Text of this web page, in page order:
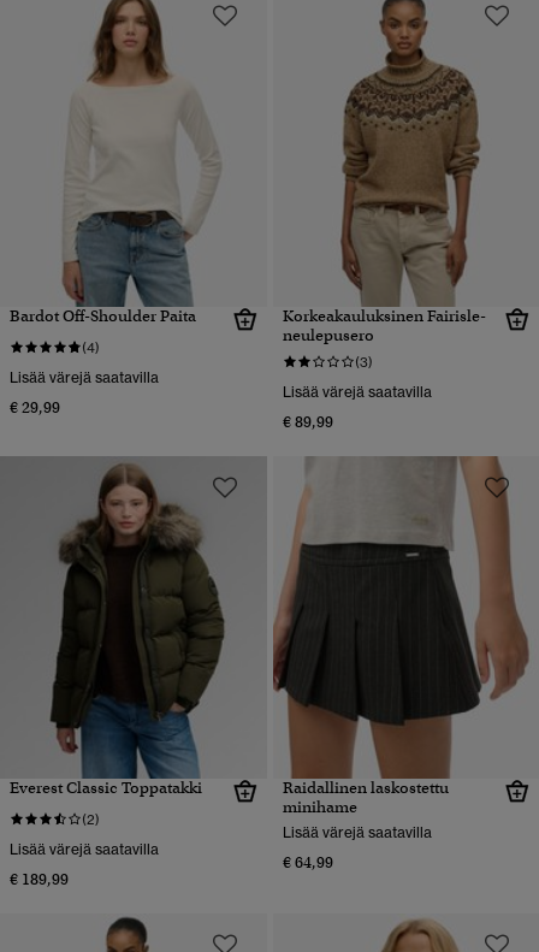
Bardot Off-Shoulder Paita
(4)
Lisää värejä saatavilla
€ 29,99
Korkeakauluksinen Fairisle-
neulepusero
(3)
Lisää värejä saatavilla
€ 89,99
Everest Classic Toppatakki
(2)
Lisää värejä saatavilla
€ 189,99
Raidallinen laskostettu
minihame
Lisää värejä saatavilla
€ 64,99